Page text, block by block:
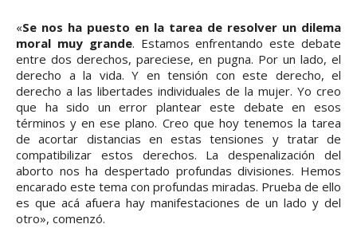
«Se nos ha puesto en la tarea de resolver un dilema
moral muy grande. Estamos enfrentando este debate
entre dos derechos, pareciese, en pugna. Por un lado, el
derecho a la vida. Y en tensión con este derecho, el
derecho a las libertades individuales de la mujer. Yo creo
que ha sido un error plantear este debate en esos
términos y en ese plano. Creo que hoy tenemos la tarea
de acortar distancias en estas tensiones y tratar de
compatibilizar estos derechos. La despenalización del
aborto nos ha despertado profundas divisiones. Hemos
encarado este tema con profundas miradas. Prueba de ello
es que acá afuera hay manifestaciones de un lado y del
otro», comenzó.